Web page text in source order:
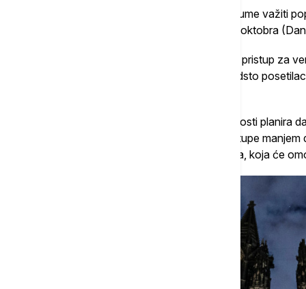
Dodao je i da će na pojedine posebne datume važiti
(Bogojavljenje), 1. maja (Praznik rada) i 3. oktobra
Takođe, crkva planira da zadrži besplatan pristup za
Asman je naveo da veruje kako oko 99 odsto
Uprava katedrale saopštila je da u budućnosti planira
posetioci će i dalje moći besplatno da pristupe
na glavni, zapadni ulaz biće potrebna karta, koja će